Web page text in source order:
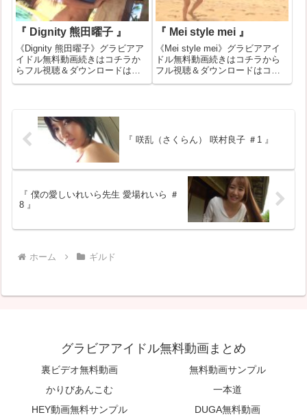
『 Dignity 熊田曜子 』
《Dignity 熊田曜子》グラビアア
イドル無料動画続きはコチラか
らフル視聴＆ダウンロードはコ
チラへ『Dignity 熊田曜子』の作
し無料動画が見れない場合もあ
ります。その場合...
『 Mei style mei 』
《Mei style mei》グラビアアイ
ドル無料動画続きはコチラから
フル視聴＆ダウンロードはコチ
ラへ『Mei style mei』の作品ID
『 咲乱（さくらん） 咲村良子 ＃1 』
『 僕の愛しいれいら先生 愛場れいら ＃
8 』
ホーム ギルド
グラビアアイドル無料動画まとめ
裏ビデオ無料動画
無料動画サンプル
かりびあんこむ
一本道
HEY動画無料サンプル
DUGA無料動画